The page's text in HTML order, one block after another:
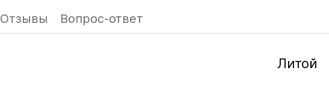
Отзывы Вопрос-ответ
Литой